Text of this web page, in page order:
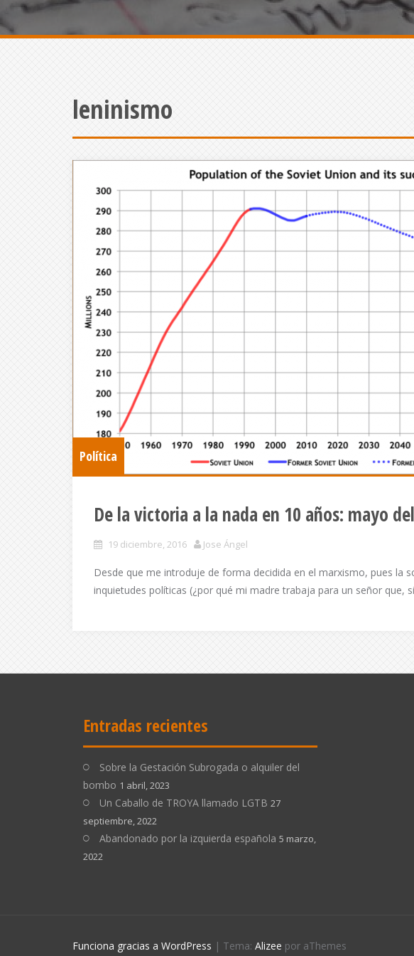
leninismo
Política
De la victoria a la nada en 10 años: mayo
19 diciembre, 2016 Jose Ángel
Desde que me introduje de forma decidida en el marxismo, pues la
inquietudes políticas (¿por qué mi madre trabaja para un señor que,
Entradas recientes
Sobre la Gestación Subrogada o alquiler del
bombo 1 abril, 2023
Un Caballo de TROYA llamado LGTB 27
septiembre, 2022
Abandonado por la izquierda española 5 marzo,
2022
Funciona gracias a WordPress | Tema: Alizee por aThemes